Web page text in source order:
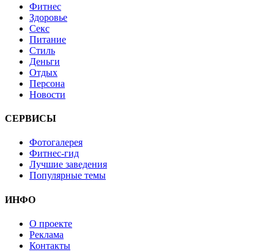
Фитнес
Здоровье
Секс
Питание
Стиль
Деньги
Отдых
Персона
Новости
СЕРВИСЫ
Фотогалерея
Фитнес-гид
Лучшие заведения
Популярные темы
ИНФО
О проекте
Реклама
Контакты